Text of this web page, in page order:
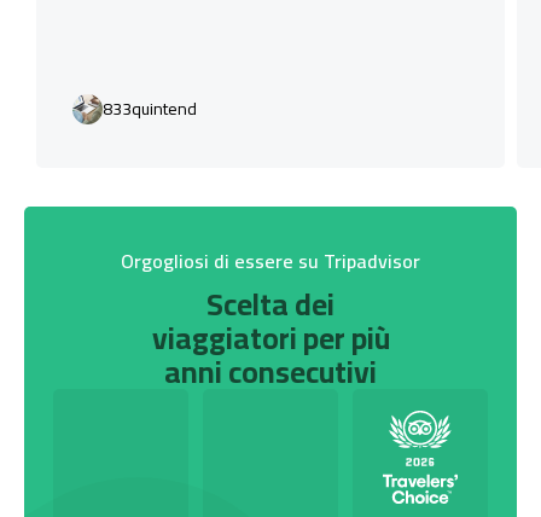
833quintend
Orgogliosi di essere su Tripadvisor
Scelta dei
viaggiatori per più
anni consecutivi